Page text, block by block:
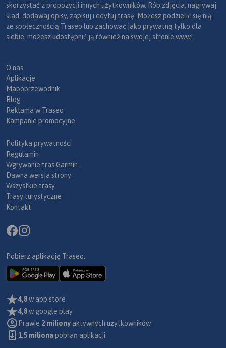
skorzystać z propozycji innych użytkowników. Rób zdjęcia, nagrywaj
ślad, dodawaj opisy, zapisuj i edytuj trasę. Możesz podzielić się nią
ze społecznością Traseo lub zachować jako prywatną tylko dla
siebie, możesz udostępnić ją również na swojej stronie www!
O nas
Aplikacje
Mapoprzewodnik
Blog
Reklama w Traseo
Kampanie promocyjne
Polityka prywatności
Regulamin
Wgrywanie tras Garmin
Dawna wersja strony
Wszystkie trasy
Trasy turystyczne
Kontakt
Pobierz aplikację Traseo:
4,8w app store
4,8w google play
Prawie 2 miliony aktywnych użytkowników
1.5 miliona pobrań aplikacji